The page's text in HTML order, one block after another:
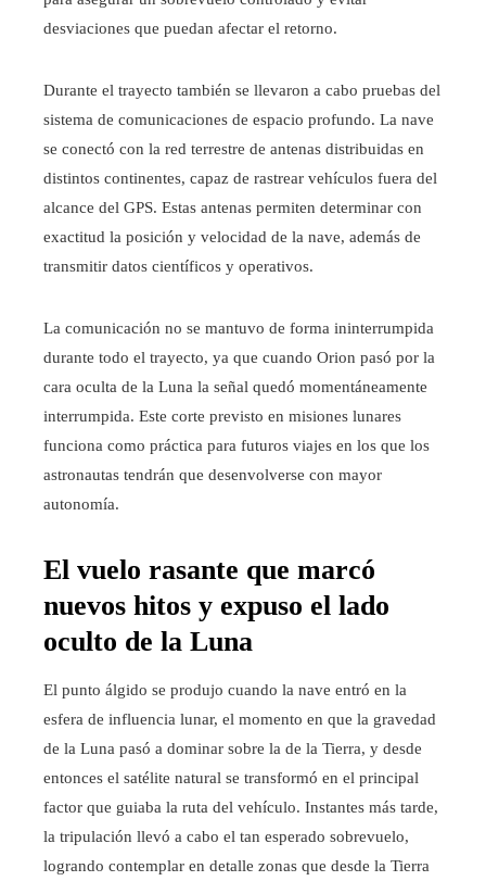
desviaciones que puedan afectar el retorno.
Durante el trayecto también se llevaron a cabo pruebas del
sistema de comunicaciones de espacio profundo. La nave
se conectó con la red terrestre de antenas distribuidas en
distintos continentes, capaz de rastrear vehículos fuera del
alcance del GPS. Estas antenas permiten determinar con
exactitud la posición y velocidad de la nave, además de
transmitir datos científicos y operativos.
La comunicación no se mantuvo de forma ininterrumpida
durante todo el trayecto, ya que cuando Orion pasó por la
cara oculta de la Luna la señal quedó momentáneamente
interrumpida. Este corte previsto en misiones lunares
funciona como práctica para futuros viajes en los que los
astronautas tendrán que desenvolverse con mayor
autonomía.
El vuelo rasante que marcó
nuevos hitos y expuso el lado
oculto de la Luna
El punto álgido se produjo cuando la nave entró en la
esfera de influencia lunar, el momento en que la gravedad
de la Luna pasó a dominar sobre la de la Tierra, y desde
entonces el satélite natural se transformó en el principal
factor que guiaba la ruta del vehículo. Instantes más tarde,
la tripulación llevó a cabo el tan esperado sobrevuelo,
logrando contemplar en detalle zonas que desde la Tierra